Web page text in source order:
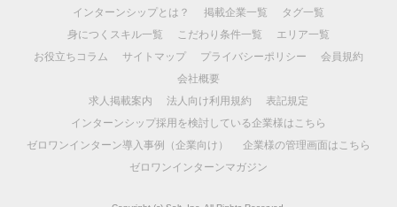
インターンシップとは？ 掲載企業一覧
タグ一覧
身につくスキル一覧
こだわり条件一覧
エリア一覧
お役立ちコラム
サイトマップ プライバシーポリシー
会員規約
会社概要
求人掲載案内
法人向け利用規約
表記規定
インターンシップ採用を検討している企業様はこちら
ゼロワンインターン導入事例（企業向け）
企業様の管理画面はこちら
ゼロワンインターンマガジン